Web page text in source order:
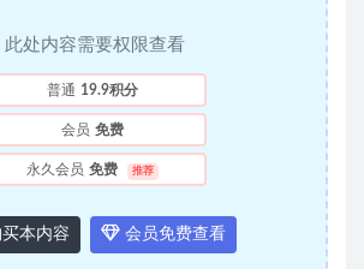
此处内容需要权限查看
普通 19.9积分
会员 免费
永久会员 免费 推荐
买本内容 会员免费查看